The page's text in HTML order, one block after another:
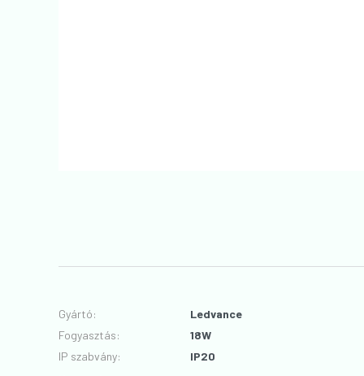
Gyártó:
Ledvance
Fogyasztás:
18W
IP szabvány:
IP20